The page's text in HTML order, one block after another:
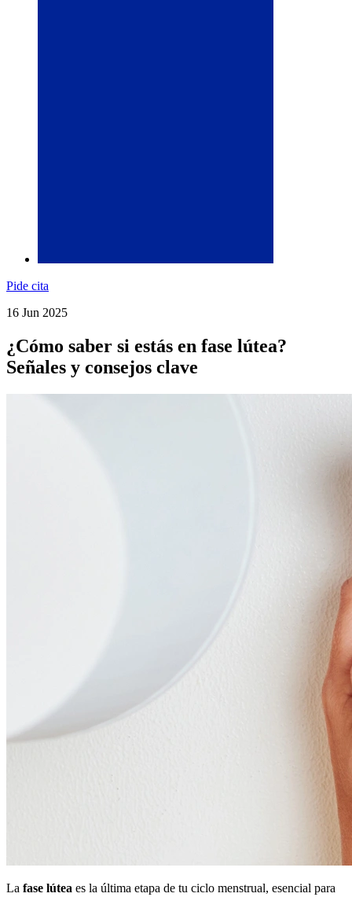
Pide cita
16 Jun 2025
¿Cómo saber si estás en fase lútea?
Señales y consejos clave
La fase lútea es la última etapa de tu ciclo menstrual, esencial para